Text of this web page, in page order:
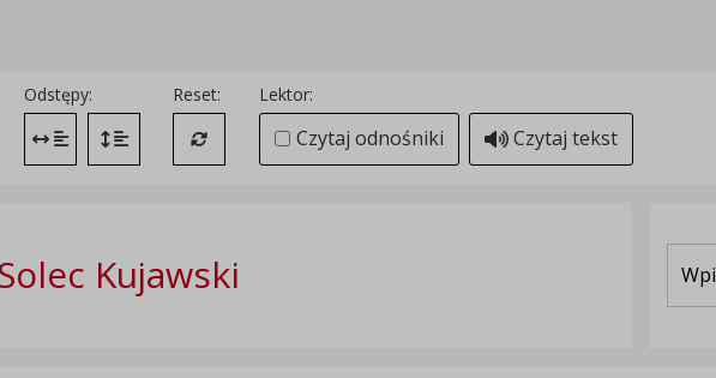
Odstępy:
Zmień odstęp między literami
Zmień interlinię i margines między paragrafami
Reset:
Przywróć ustawienia domyślne
Lektor:
Czytaj odnośniki Czytaj tekst
Kujawski